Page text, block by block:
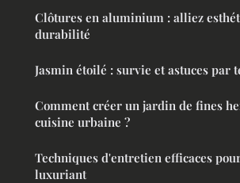
Clôtures en aluminium : alliez
durabilité
Jasmin étoilé : survie et astuces par
Comment créer un jardin de fines
cuisine urbaine ?
Techniques d'entretien efficaces
luxuriant